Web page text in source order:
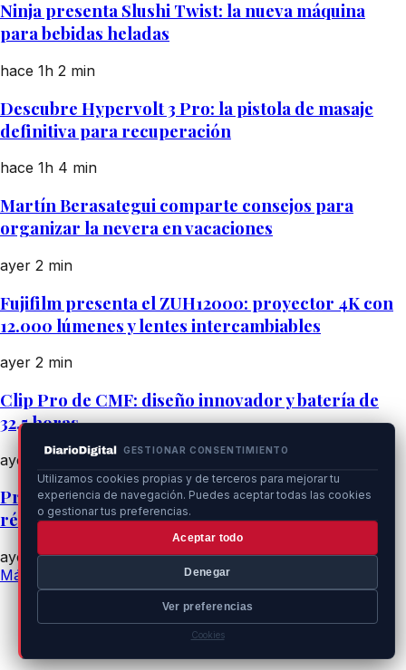
GESTIONAR CONSENTIMIENTO
Utilizamos cookies propias y de terceros para mejorar tu
experiencia de navegación. Puedes aceptar todas las cookies
o gestionar tus preferencias.
Aceptar todo
Denegar
Ver preferencias
Cookies
Ninja presenta Slushi Twist: la nueva máquina
para bebidas heladas
hace 1h 2 min
Descubre Hypervolt 3 Pro: la pistola de masaje
definitiva para recuperación
hace 1h 4 min
Martín Berasategui comparte consejos para
organizar la nevera en vacaciones
ayer 2 min
Fujifilm presenta el ZUH12000: proyector 4K con
12.000 lúmenes y lentes intercambiables
ayer 2 min
Clip Pro de CMF: diseño innovador y batería de
32,5 horas
ayer 3 min
Precio del iPhone 18 Pro de Apple alcanza cifras
récord
ayer
3 min
Más Tecnología